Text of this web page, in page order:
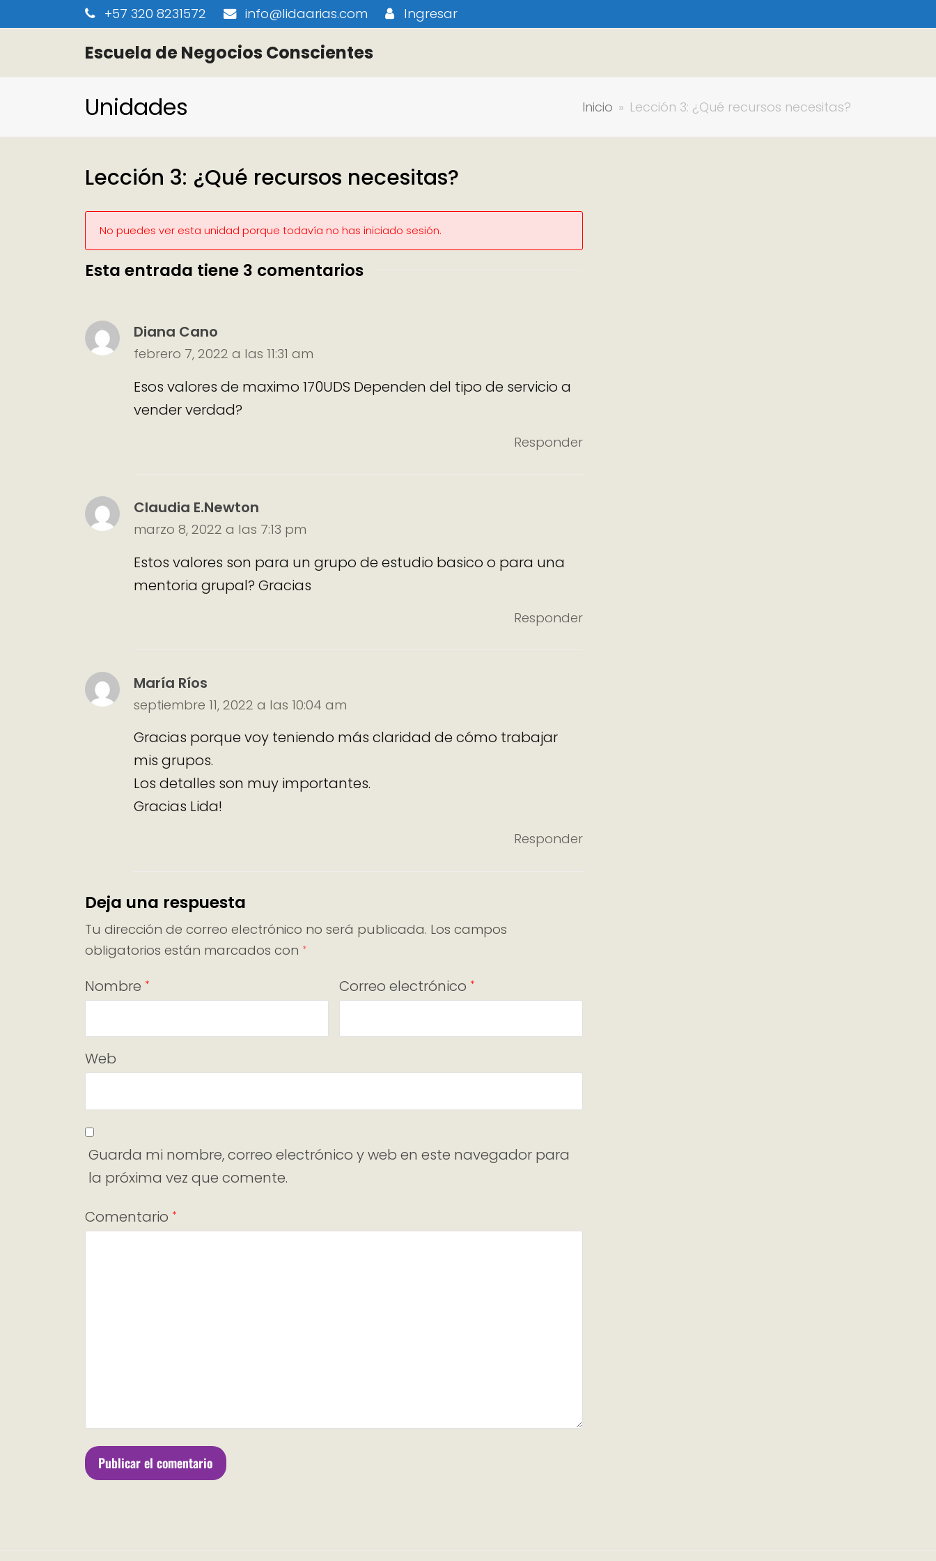
+57 320 8231572 info@lidaarias.com Ingresar
Escuela de Negocios Conscientes
Unidades Inicio » Lección 3: ¿Qué recursos necesitas?
Lección 3: ¿Qué recursos necesitas?
No puedes ver esta unidad porque todavía no has iniciado sesión.
Esta entrada tiene 3 comentarios
Diana Cano
febrero 7, 2022 a las 11:31 am
Esos valores de maximo 170UDS Dependen del tipo de servicio a
vender verdad?
Responder
Claudia E.Newton
marzo 8, 2022 a las 7:13 pm
Estos valores son para un grupo de estudio basico o para una
mentoria grupal? Gracias
Responder
María Ríos
septiembre 11, 2022 a las 10:04 am
Gracias porque voy teniendo más claridad de cómo trabajar
mis grupos.
Los detalles son muy importantes.
Gracias Lida!
Responder
Deja una respuesta
Tu dirección de correo electrónico no será publicada. Los campos
obligatorios están marcados con *
Nombre * Correo electrónico *
Web
Guarda mi nombre, correo electrónico y web en este navegador para
la próxima vez que comente.
Comentario *